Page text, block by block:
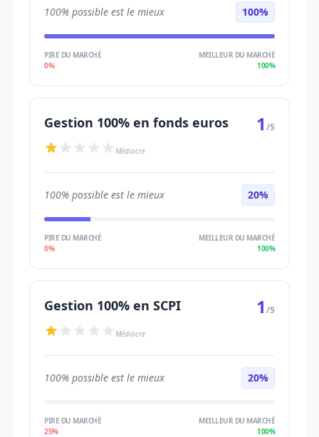
100% possible est le mieux 100%
PIRE DU MARCHÉ
0%
MEILLEUR DU MARCHÉ
100%
Gestion 100% en fonds euros 1 /5
Médiocre
100% possible est le mieux 20%
PIRE DU MARCHÉ
0%
MEILLEUR DU MARCHÉ
100%
Gestion 100% en SCPI 1 /5
Médiocre
100% possible est le mieux 20%
PIRE DU MARCHÉ
25%
MEILLEUR DU MARCHÉ
100%